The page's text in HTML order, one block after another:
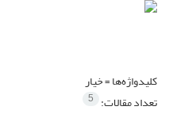
کلیدواژه‌ها =خیار
تعداد مقالات: 5